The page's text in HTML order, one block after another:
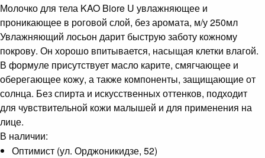
Молочко для тела KAO Biore U увлажняющее и
проникающее в роговой слой, без аромата, м/у 250мл
Увлажняющий лосьон дарит быструю заботу кожному
покрову. Он хорошо впитывается, насыщая клетки влагой.
В формуле присутствует масло карите, смягчающее и
оберегающее кожу, а также компоненты, защищающие от
солнца. Без спирта и искусственных оттенков, подходит
для чувствительной кожи малышей и для применения на
лице.
В наличии:
Оптимист (ул. Орджоникидзе, 52)